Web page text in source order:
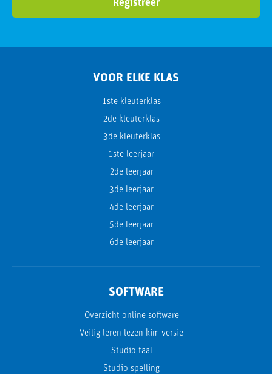
VOOR ELKE KLAS
1ste kleuterklas
2de kleuterklas
3de kleuterklas
1ste leerjaar
2de leerjaar
3de leerjaar
4de leerjaar
5de leerjaar
6de leerjaar
SOFTWARE
Overzicht online software
Veilig leren lezen kim-versie
Studio taal
Studio spelling